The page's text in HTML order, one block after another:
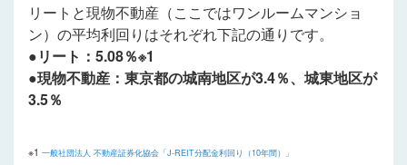
リートと現物不動産（ここではワンルームマンショ
ン）の平均利回りはそれぞれ下記の通りです。
●リート：5.08％※1
●現物不動産：東京都の城南地区が3.4％、城東地区が
3.5％
※1 一般社団法人 不動産証券化協会「J-REIT分配金利回り（10年間）」